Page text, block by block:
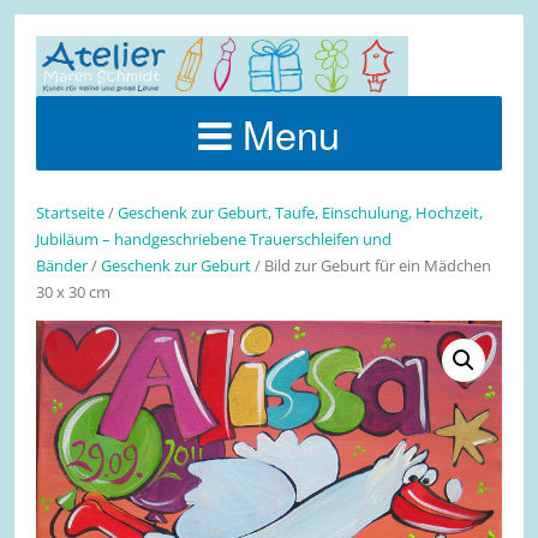
Menu
Startseite/Geschenk zur Geburt, Taufe, Einschulung, Hochzeit,
Jubiläum – handgeschriebene Trauerschleifen und
Bänder/Geschenk zur Geburt/ Bild zur Geburt für ein Mädchen
30 x 30 cm